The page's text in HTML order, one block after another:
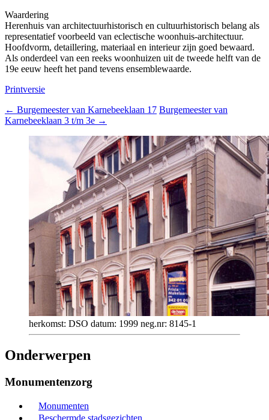
Waardering
Herenhuis van architectuurhistorisch en cultuurhistorisch belang als
representatief voorbeeld van eclectische woonhuis-architectuur.
Hoofdvorm, detaillering, materiaal en interieur zijn goed bewaard.
Als onderdeel van een reeks woonhuizen uit de tweede helft van de
19e eeuw heeft het pand tevens ensemblewaarde.
Printversie
← Burgemeester van Karnebeeklaan 17 Burgemeester van
Karnebeeklaan 3 t/m 3e →
herkomst: DSO datum: 1999 neg.nr: 8145-1
Onderwerpen
Monumentenzorg
Monumenten